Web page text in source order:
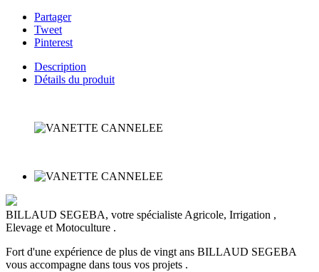
Partager
Tweet
Pinterest
Description
Détails du produit
BILLAUD SEGEBA, votre spécialiste Agricole, Irrigation ,
Elevage et Motoculture .
Fort d'une expérience de plus de vingt ans BILLAUD SEGEBA
vous accompagne dans tous vos projets .